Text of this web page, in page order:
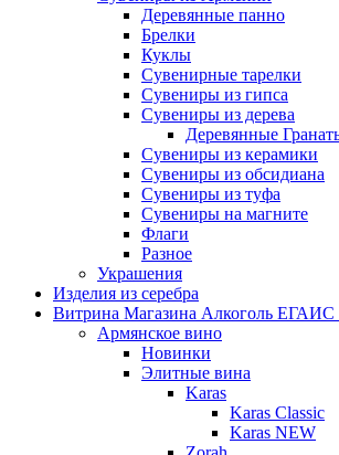
Деревянные панно
Брелки
Куклы
Сувенирные тарелки
Сувениры из гипса
Сувениры из дерева
Деревянные
Сувениры из керамики
Сувениры из обсидиана
Сувениры из туфа
Сувениры на магните
Флаги
Разное
Украшения
Изделия из серебра
Витрина Магазина Алкоголь ЕГАИС
Армянское вино
Новинки
Элитные вина
Karas
Karas Classic
Karas NEW